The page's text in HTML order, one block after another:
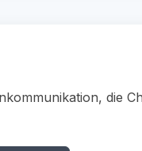
die